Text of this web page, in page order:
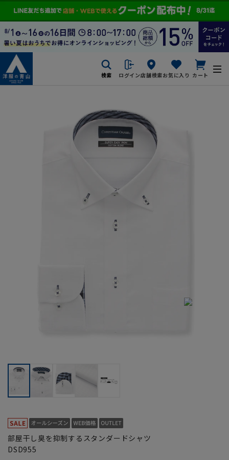
検索 ログイン店舗検索お気に入り カート
部屋干し臭を抑制するスタンダードシャツ
DSD955